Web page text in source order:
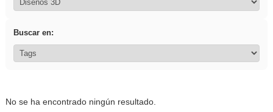
Buscar en:
No se ha encontrado ningún resultado.